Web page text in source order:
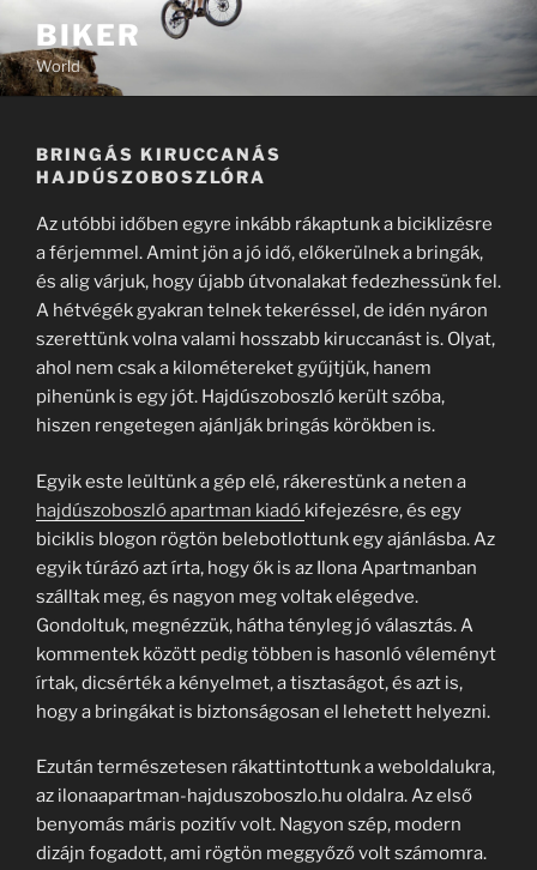
Tartalomhoz
BIKER
World
BRINGÁS KIRUCCANÁS
HAJDÚSZOBOSZLÓRA
Az utóbbi időben egyre inkább rákaptunk a biciklizésre
a férjemmel. Amint jön a jó idő, előkerülnek a bringák,
és alig várjuk, hogy újabb útvonalakat fedezhessünk fel.
A hétvégék gyakran telnek tekeréssel, de idén nyáron
szerettünk volna valami hosszabb kiruccanást is. Olyat,
ahol nem csak a kilométereket gyűjtjük, hanem
pihenünk is egy jót. Hajdúszoboszló került szóba,
hiszen rengetegen ajánlják bringás körökben is.
Egyik este leültünk a gép elé, rákerestünk a neten a
hajdúszoboszló apartman kiadó kifejezésre, és egy
biciklis blogon rögtön belebotlottunk egy ajánlásba. Az
egyik túrázó azt írta, hogy ők is az Ilona Apartmanban
szálltak meg, és nagyon meg voltak elégedve.
Gondoltuk, megnézzük, hátha tényleg jó választás. A
kommentek között pedig többen is hasonló véleményt
írtak, dicsérték a kényelmet, a tisztaságot, és azt is,
hogy a bringákat is biztonságosan el lehetett helyezni.
Ezután természetesen rákattintottunk a weboldalukra,
az ilonaapartman-hajduszoboszlo.hu oldalra. Az első
benyomás máris pozitív volt. Nagyon szép, modern
dizájn fogadott, ami rögtön meggyőző volt számomra.